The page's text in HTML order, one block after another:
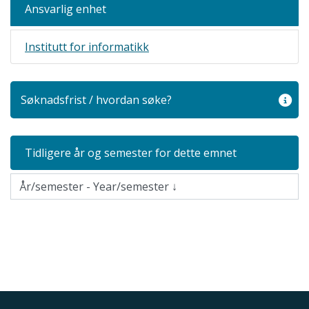
Ansvarlig enhet
Institutt for informatikk
Søknadsfrist / hvordan søke?
Tidligere år og semester for dette emnet